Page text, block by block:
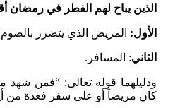
الذين يباح لهم الفطر في رمضان
الأول:المريض الذي يتضرر بالصوم.
الثاني: المسافر.
ودليلهما قوله تعالى: “فمن
كان مريضاً أو على سفر فعدة من